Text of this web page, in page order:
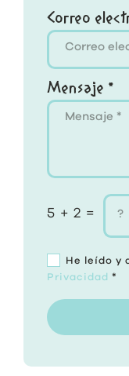
Correo
Mensaje *
5 + 2 =
He leído y
Privacidad *